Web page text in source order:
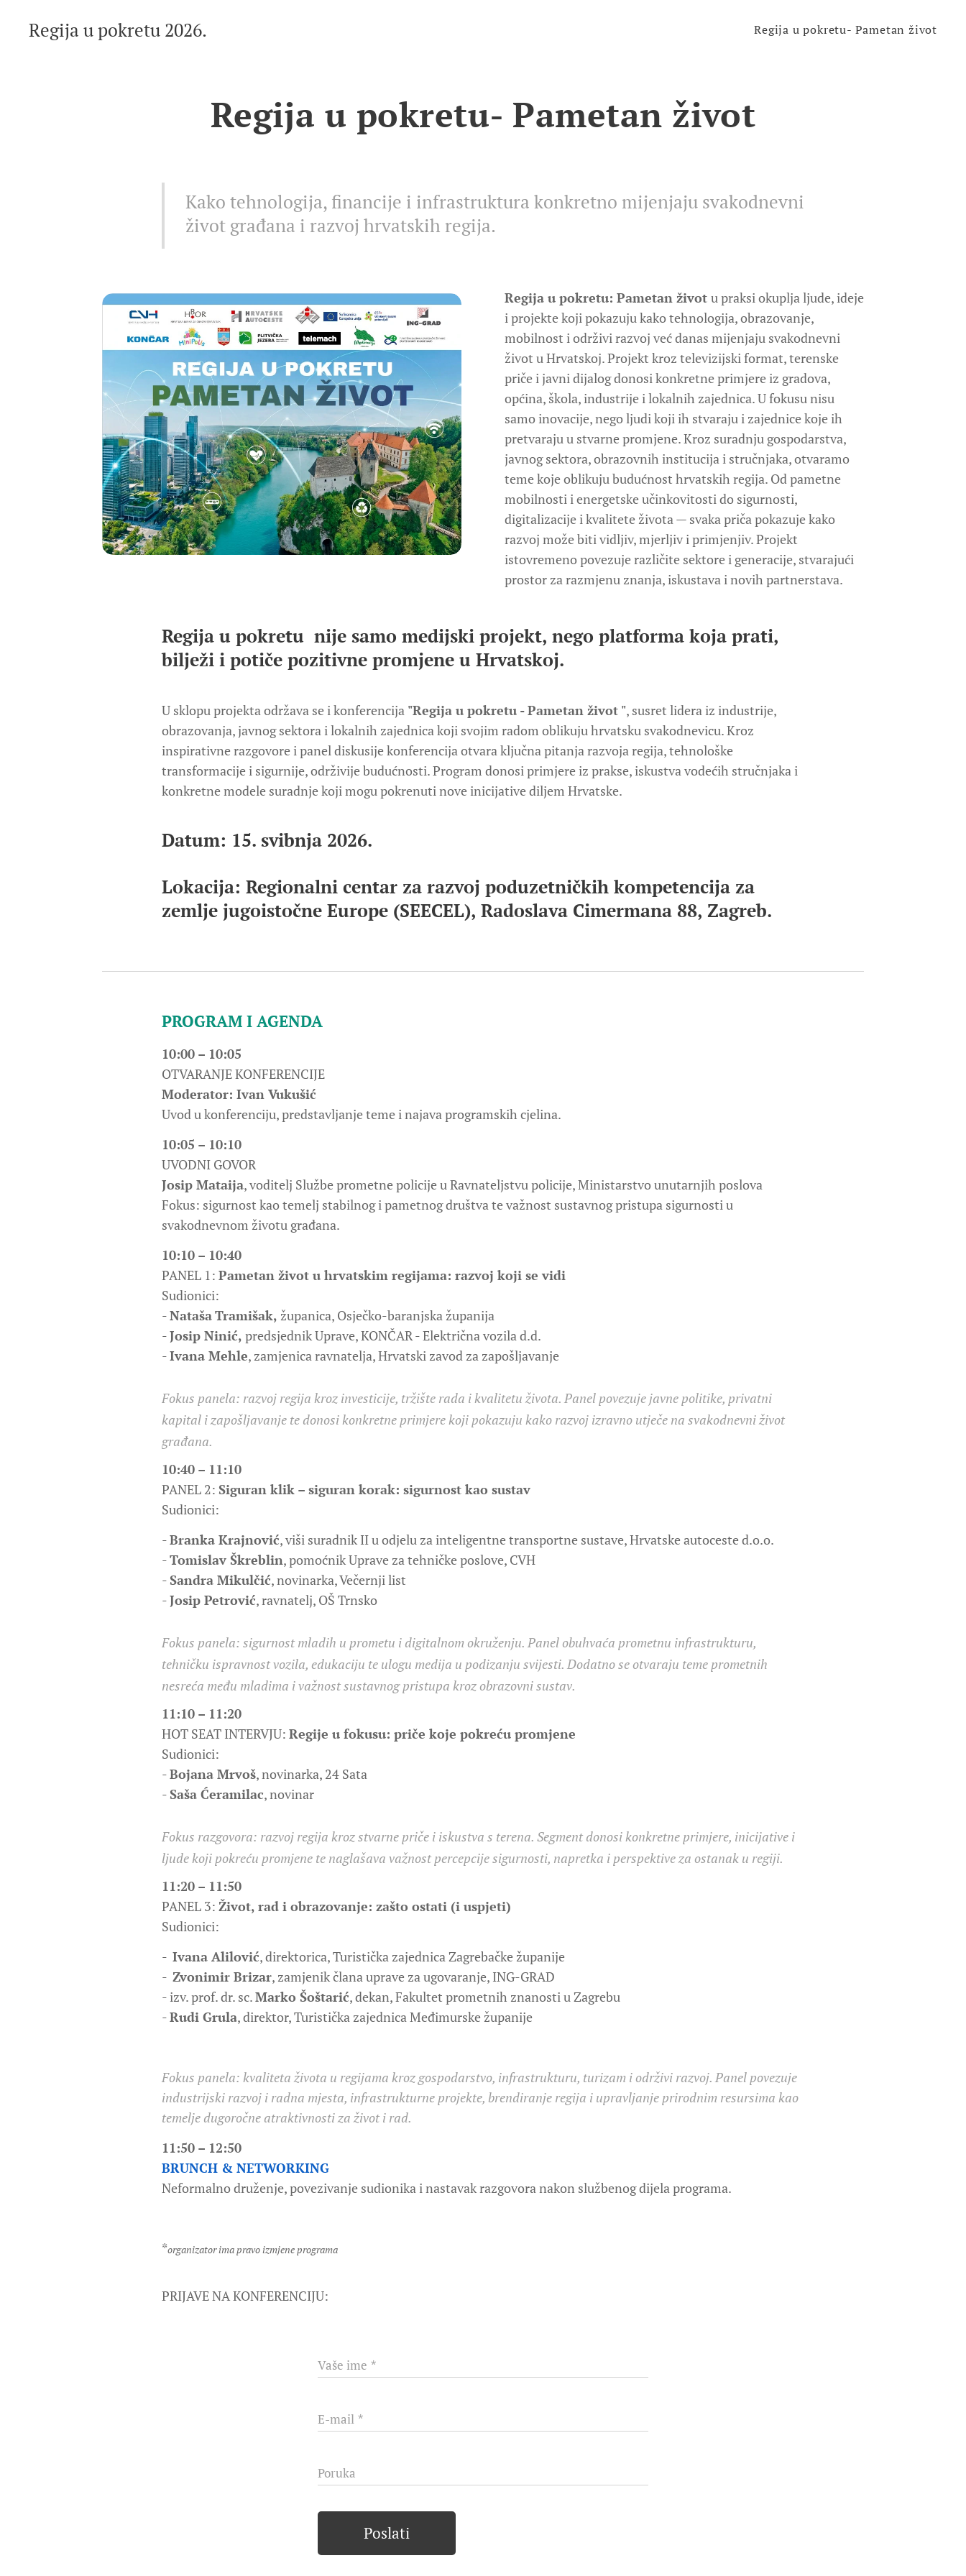
Regija u pokretu 2026. Regija u pokretu- Pametan život
Regija u pokretu- Pametan život
Kako tehnologija, financije i infrastruktura konkretno mijenjaju svakodnevni
život građana i razvoj hrvatskih regija.
Regija u pokretu: Pametan život u praksiokuplja ljude, ideje
i projekte koji pokazuju kako tehnologija, obrazovanje,
mobilnost i održivi razvoj već danas mijenjaju svakodnevni
život u Hrvatskoj. Projekt kroz televizijski format, terenske
priče i javni dijalog donosi konkretne primjere iz gradova,
općina, škola, industrije i lokalnih zajednica. U fokusu nisu
samo inovacije, nego ljudi koji ih stvaraju i zajednice koje ih
pretvaraju u stvarne promjene. Kroz suradnju gospodarstva,
javnog sektora, obrazovnih institucija i stručnjaka, otvaramo
teme koje oblikuju budućnost hrvatskih regija. Od pametne
mobilnosti i energetske učinkovitosti do sigurnosti,
digitalizacije i kvalitete života — svaka priča pokazuje kako
razvoj može biti vidljiv, mjerljiv i primjenjiv. Projekt
istovremeno povezuje različite sektore i generacije, stvarajući
prostor za razmjenu znanja, iskustava i novih partnerstava.
Regija u pokretu nije samo medijski projekt, nego platforma koja prati,
bilježi i potiče pozitivne promjene u Hrvatskoj.
U sklopu projekta održava se i konferencija "Regija u pokretu - Pametan život ", susret lidera iz industrije,
obrazovanja, javnog sektora i lokalnih zajednica koji svojim radom oblikuju hrvatsku svakodnevicu. Kroz
inspirativne razgovore i panel diskusije konferencija otvara ključna pitanja razvoja regija, tehnološke
transformacije i sigurnije, održivije budućnosti. Program donosi primjere iz prakse, iskustva vodećih stručnjaka i
konkretne modele suradnje koji mogu pokrenuti nove inicijative diljem Hrvatske.
Datum: 15. svibnja 2026.
Lokacija: Regionalni centar za razvoj poduzetničkih kompetencija za
zemlje jugoistočne Europe (SEECEL), Radoslava Cimermana 88, Zagreb.
PROGRAM I AGENDA
10:00 – 10:05
OTVARANJE KONFERENCIJE
Moderator: Ivan Vukušić
Uvod u konferenciju, predstavljanje teme i najava programskih cjelina.
10:05 – 10:10
UVODNI GOVOR
Josip Mataija, voditelj Službe prometne policije u Ravnateljstvu policije, Ministarstvo unutarnjih poslova
Fokus: sigurnost kao temelj stabilnog i pametnog društva te važnost sustavnog pristupa sigurnosti u
svakodnevnom životu građana.
10:10 – 10:40
PANEL 1: Pametan život u hrvatskim regijama: razvoj koji se vidi
Sudionici:
-NatašaTramišak, županica, Osječko-baranjska županija
-Josip Ninić, predsjednik Uprave, KONČAR - Električna vozila d.d.
-Ivana Mehle, zamjenica ravnatelja, Hrvatski zavod za zapošljavanje
Fokus panela: razvoj regija kroz investicije, tržište rada i kvalitetu života. Panel povezuje javne politike, privatni
kapital i zapošljavanje te donosi konkretne primjere koji pokazuju kako razvoj izravno utječe na svakodnevni život
građana.
10:40 – 11:10
PANEL 2: Siguran klik – siguran korak: sigurnost kao sustav
Sudionici:
-Branka Krajnović, viši suradnik II u odjelu za inteligentne transportne sustave, Hrvatske autoceste d.o.o.
-Tomislav Škreblin, pomoćnik Uprave za tehničke poslove, CVH
-Sandra Mikulčić, novinarka, Večernji list
-Josip Petrović, ravnatelj, OŠ Trnsko
Fokus panela: sigurnost mladih u prometu i digitalnom okruženju. Panel obuhvaća prometnu infrastrukturu,
tehničku ispravnost vozila, edukaciju te ulogu medija u podizanju svijesti. Dodatno se otvaraju teme prometnih
nesreća među mladima i važnost sustavnog pristupa kroz obrazovni sustav.
11:10 – 11:20
HOT SEAT INTERVJU: Regije u fokusu: priče koje pokreću promjene
Sudionici:
-Bojana Mrvoš, novinarka, 24 Sata
-Saša Ćeramilac, novinar
Fokus razgovora: razvoj regija kroz stvarne priče i iskustva s terena. Segment donosi konkretne primjere, inicijative i
ljude koji pokreću promjene te naglašava važnost percepcije sigurnosti, napretka i perspektive za ostanak u regiji.
11:20 – 11:50
PANEL 3: Život, rad i obrazovanje: zašto ostati (i uspjeti)
Sudionici:
- Ivana Alilović, direktorica, Turistička zajednica Zagrebačke županije
- Zvonimir Brizar, zamjenik člana uprave za ugovaranje, ING-GRAD
- izv. prof. dr. sc.Marko Šoštarić, dekan, Fakultet prometnih znanosti u Zagrebu
-Rudi Grula, direktor, Turistička zajednica Međimurske županije
Fokus panela: kvaliteta života u regijama kroz gospodarstvo, infrastrukturu, turizam i održivi razvoj. Panel povezuje
industrijski razvoj i radna mjesta, infrastrukturne projekte, brendiranje regija i upravljanje prirodnim resursima kao
temelje dugoročne atraktivnosti za život i rad.
11:50 – 12:50
BRUNCH & NETWORKING
Neformalno druženje, povezivanje sudionika i nastavak razgovora nakon službenog dijela programa.
*organizator ima pravo izmjene programa
PRIJAVE NA KONFERENCIJU:
Vaše ime
E-mail
Poruka
Poslati